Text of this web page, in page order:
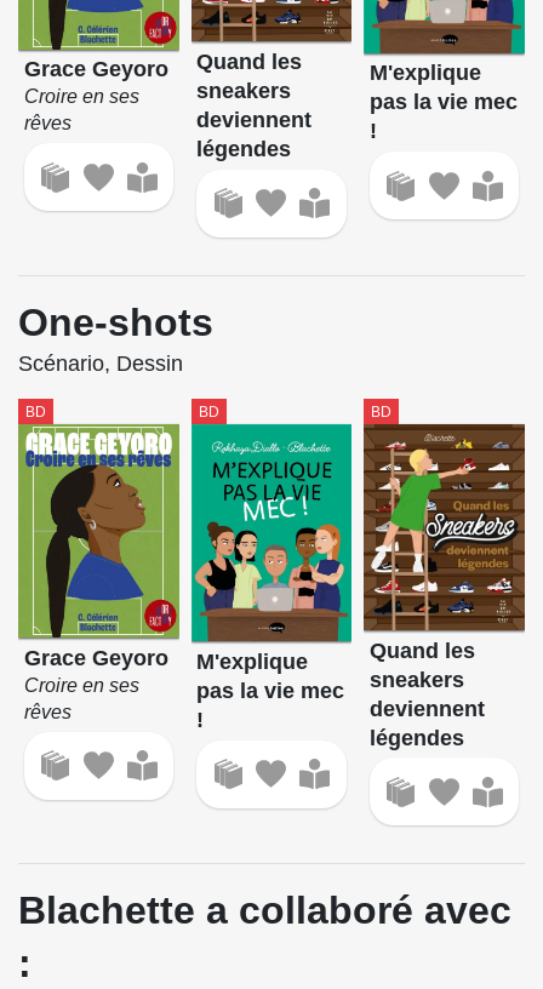
Grace Geyoro
Croire en ses
rêves
Quand les
sneakers
deviennent
légendes
M'explique
pas la vie mec
!
One-shots
Scénario, Dessin
BD
Grace Geyoro
Croire en ses
rêves
BD
M'explique
pas la vie mec
!
BD
Quand les
sneakers
deviennent
légendes
Blachette a collaboré avec
: